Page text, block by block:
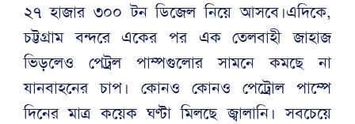
২৭ হাজার ৩০০ টন ডিজেল নিয়ে আসবে।এদিকে,
চট্টগ্রাম বন্দরে একের পর এক তেলবাহী জাহাজ
ভিড়লেও পেট্রল পাম্পগুলোর সামনে কমছে না
যানবাহনের চাপ। কোনও কোনও পেট্রোল পাম্পে
দিনের মাত্র কয়েক ঘণ্টা মিলছে জ্বালানি। সবচেয়ে